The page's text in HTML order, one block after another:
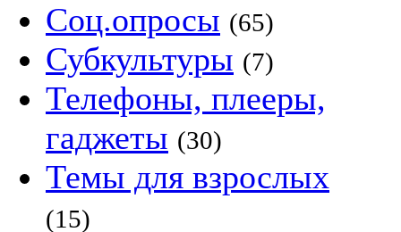
Соц.опросы (65)
Субкультуры (7)
Телефоны, плееры,
гаджеты (30)
Темы для взрослых
(15)